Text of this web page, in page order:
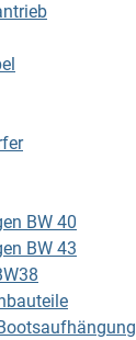
BW 40
BW 43